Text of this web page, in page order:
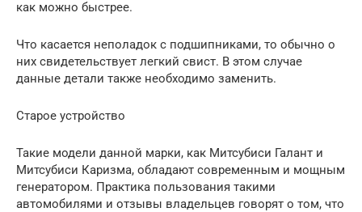
как можно быстрее.
Что касается неполадок с подшипниками, то обычно о
них свидетельствует легкий свист. В этом случае
данные детали также необходимо заменить.
Старое устройство
Такие модели данной марки, как Митсубиси Галант и
Митсубиси Каризма, обладают современным и мощным
генератором. Практика пользования такими
автомобилями и отзывы владельцев говорят о том, что